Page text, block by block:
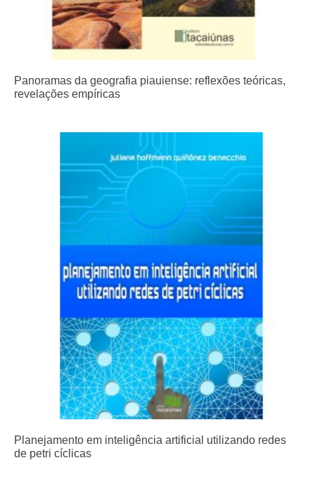
Panoramas da geografia piauiense: reflexões teóricas,
revelações empíricas
Planejamento em inteligência artificial utilizando redes
de petri cíclicas